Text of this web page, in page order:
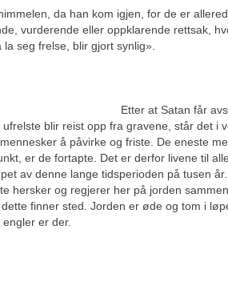
da han kom igjen, for de er
vurderende eller oppklarende rettsak,
valgte å la seg frelse, blir
får avsluttet sin
blir reist opp fra gravene, står det i
å påvirke og friste. De eneste
er de fortapte. Det er derfor livene til
av denne lange tidsperioden på tusen
hersker og regjerer her på jorden
finner sted. Jorden er øde og tom i
er der.